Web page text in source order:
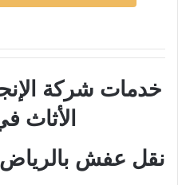
خدمات شركة
الأثاث
نقل عفش بالرياض